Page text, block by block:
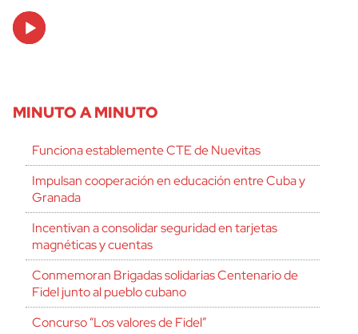
Audio
Player
MINUTO A MINUTO
Funciona establemente CTE de Nuevitas
Impulsan cooperación en educación entre Cuba y
Granada
Incentivan a consolidar seguridad en tarjetas
magnéticas y cuentas
Conmemoran Brigadas solidarias Centenario de
Fidel junto al pueblo cubano
Concurso “Los valores de Fidel”